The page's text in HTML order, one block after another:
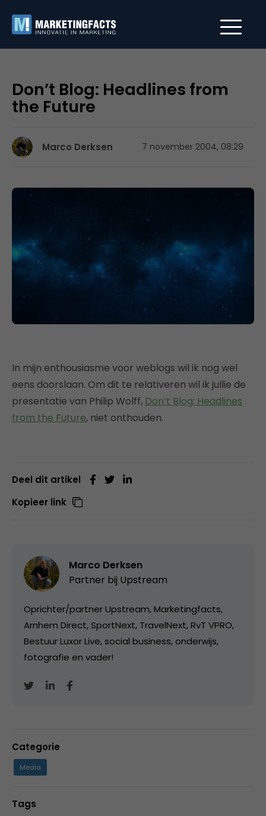
Don’t Blog: Headlines from
the Future
Marco Derksen 7 november 2004, 08:29
In mijn enthousiasme voor weblogs wil ik nog wel
eens doorslaan. Om dit te relativeren wil ik jullie de
presentatie van Philip Wolff, Don’t Blog: Headlines
from the Future, niet onthouden.
Deel dit artikel
Kopieer link
Marco Derksen
Partner bij Upstream
Oprichter/partner Upstream, Marketingfacts,
Arnhem Direct, SportNext, TravelNext, RvT VPRO,
Bestuur Luxor Live, social business, onderwijs,
fotografie en vader!
Categorie
Media
Tags